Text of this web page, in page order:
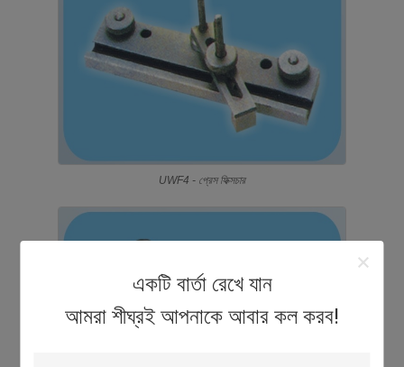
একটি বার্তা রেখে যান
আমরা শীঘ্রই আপনাকে আবার কল করব!
UWF4 - প্রেস ফিক্সচার